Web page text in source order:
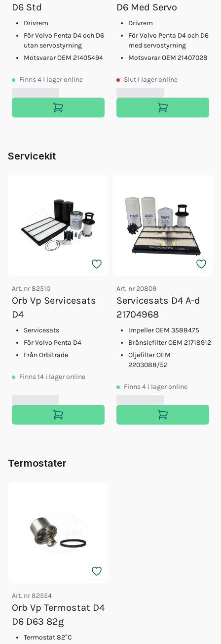
D6 Std
Drivrem
För Volvo Penta D4 och D6
utan servostyrning
Motsvarar OEM 21405494
Finns4 i lager online
D6 Med Servo
Drivrem
För Volvo Penta D4 och D6
med servostyrning
Motsvarar OEM 21407028
Slut i lager online
Servicekit
Art. nr82510
Orb Vp Servicesats
D4
Servicesats
För Volvo Penta D4
Från Orbitrade
Finns14 i lager online
Art. nr 20809
Servicesats D4 A-d
21704968
Impeller OEM 3588475
Bränslefilter OEM 21718912
Oljefilter OEM
2203088/52
Finns4 i lager online
Termostater
Art. nr82554
Orb Vp Termostat D4
D6 D63 82g
Termostat 82°C